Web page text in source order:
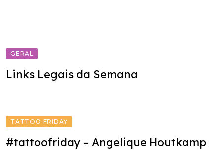
GERAL
Links Legais da Semana
TATTOO FRIDAY
#tattoofriday – Angelique Houtkamp